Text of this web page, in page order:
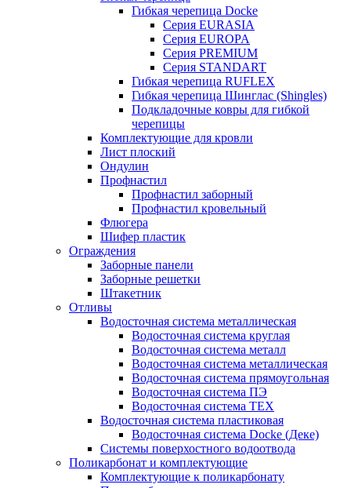
Гибкая черепица Docke
Серия EURASIA
Серия EUROPA
Серия PREMIUM
Серия STANDART
Гибкая черепица RUFLEX
Гибкая черепица Шинглас (Shingles)
Подкладочные ковры для гибкой
черепицы
Комплектующие для кровли
Лист плоский
Ондулин
Профнастил
Профнастил заборный
Профнастил кровельный
Флюгера
Шифер пластик
Ограждения
Заборные панели
Заборные решетки
Штакетник
Отливы
Водосточная система металлическая
Водосточная система круглая
Водосточная система металл
Водосточная система металлическая
Водосточная система прямоугольная
Водосточная система ПЭ
Водосточная система ТЕХ
Водосточная система пластиковая
Водосточная система Docke (Деке)
Системы поверхостного водоотвода
Поликарбонат и комплектующие
Комплектующие к поликарбонату